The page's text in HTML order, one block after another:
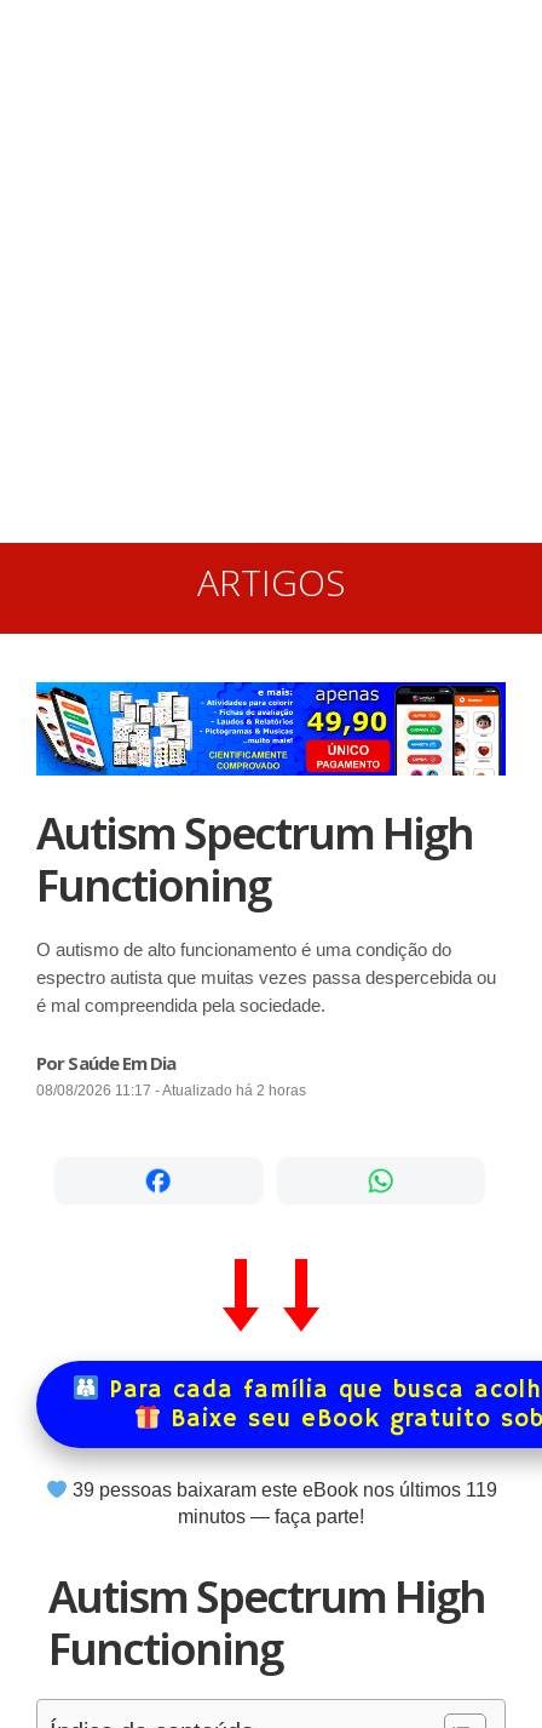
ARTIGOS
Autism Spectrum High
Functioning
O autismo de alto funcionamento é uma condição do
espectro autista que muitas vezes passa despercebida ou
é mal compreendida pela sociedade.
Por Saúde Em Dia
08/08/2026 11:17 - Atualizado há 2 horas
Para cada família que busca
Baixe seu eBook gratuito
40 pessoas baixaram este eBook nos últimos119
minutos — faça parte!
Autism Spectrum High
Functioning